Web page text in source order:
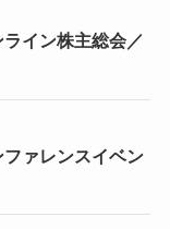
ライン株主総会／
ファレンスイベン